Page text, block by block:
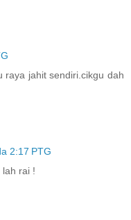
raya jahit sendiri.cikgu dah
2:17 PTG
rai !